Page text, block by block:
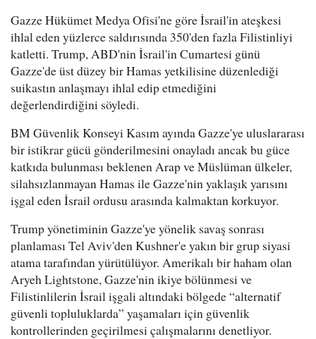
Gazze Hükümet Medya Ofisi'ne göre İsrail'in ateşkesi
ihlal eden yüzlerce saldırısında 350'den fazla Filistinliyi
katletti. Trump, ABD'nin İsrail'in Cumartesi günü
Gazze'de üst düzey bir Hamas yetkilisine düzenlediği
suikastın anlaşmayı ihlal edip etmediğini
değerlendirdiğini söyledi.
BM Güvenlik Konseyi Kasım ayında Gazze'ye uluslararası
bir istikrar gücü gönderilmesini onayladı ancak bu güce
katkıda bulunması beklenen Arap ve Müslüman ülkeler,
silahsızlanmayan Hamas ile Gazze'nin yaklaşık yarısını
işgal eden İsrail ordusu arasında kalmaktan korkuyor.
Trump yönetiminin Gazze'ye yönelik savaş sonrası
planlaması Tel Aviv'den Kushner'e yakın bir grup siyasi
atama tarafından yürütülüyor. Amerikalı bir haham olan
Aryeh Lightstone, Gazze'nin ikiye bölünmesi ve
Filistinlilerin İsrail işgali altındaki bölgede “alternatif
güvenli topluluklarda” yaşamaları için güvenlik
kontrollerinden geçirilmesi çalışmalarını denetliyor.